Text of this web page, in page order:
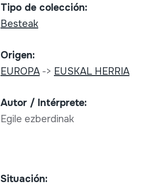
Tipo de colección:
Besteak
Origen:
EUROPA-> EUSKAL HERRIA
Autor / Intérprete:
Egile ezberdinak
Situación: